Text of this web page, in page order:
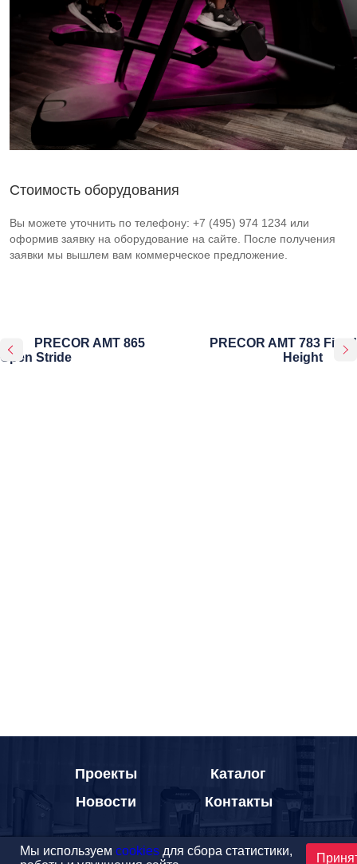
Стоимость оборудования
Вы можете уточнить по телефону: +7 (495) 974 1234 или
оформив заявку на оборудование на сайте. После получения
заявки мы вышлем вам коммерческое предложение.
PRECOR AMT 865
Open Stride
PRECOR AMT 783 Fixed
Height
Проекты
Каталог
Новости
Контакты
Мы используемcookies для сбора статистики,